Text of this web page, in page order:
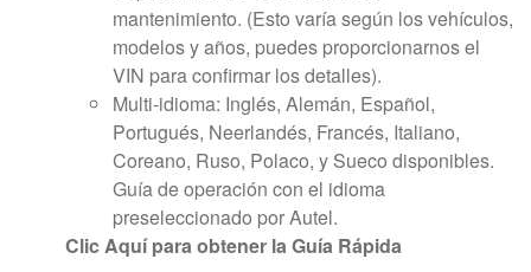
mantenimiento. (Esto varía según los vehículos,
modelos y años, puedes proporcionarnos el
VIN para confirmar los detalles).
Multi-idioma: Inglés, Alemán, Español,
Portugués, Neerlandés, Francés, Italiano,
Coreano, Ruso, Polaco, y Sueco disponibles.
Guía de operación con el idioma
preseleccionado por Autel.
Clic Aquí para obtener la Guía Rápida